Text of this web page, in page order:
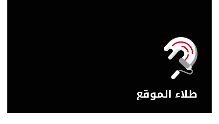
طلاء الموقع